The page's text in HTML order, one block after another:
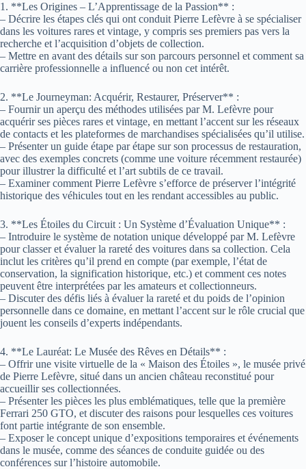
1. **Les Origines – L’Apprentissage de la Passion** :
– Décrire les étapes clés qui ont conduit Pierre Lefèvre à se spécialiser
dans les voitures rares et vintage, y compris ses premiers pas vers la
recherche et l’acquisition d’objets de collection.
– Mettre en avant des détails sur son parcours personnel et comment sa
carrière professionnelle a influencé ou non cet intérêt.
2. **Le Journeyman: Acquérir, Restaurer, Préserver** :
– Fournir un aperçu des méthodes utilisées par M. Lefèvre pour
acquérir ses pièces rares et vintage, en mettant l’accent sur les réseaux
de contacts et les plateformes de marchandises spécialisées qu’il utilise.
– Présenter un guide étape par étape sur son processus de restauration,
avec des exemples concrets (comme une voiture récemment restaurée)
pour illustrer la difficulté et l’art subtils de ce travail.
– Examiner comment Pierre Lefèvre s’efforce de préserver l’intégrité
historique des véhicules tout en les rendant accessibles au public.
3. **Les Étoiles du Circuit : Un Système d’Évaluation Unique** :
– Introduire le système de notation unique développé par M. Lefèvre
pour classer et évaluer la rareté des voitures dans sa collection. Cela
inclut les critères qu’il prend en compte (par exemple, l’état de
conservation, la signification historique, etc.) et comment ces notes
peuvent être interprétées par les amateurs et collectionneurs.
– Discuter des défis liés à évaluer la rareté et du poids de l’opinion
personnelle dans ce domaine, en mettant l’accent sur le rôle crucial que
jouent les conseils d’experts indépendants.
4. **Le Lauréat: Le Musée des Rêves en Détails** :
– Offrir une visite virtuelle de la « Maison des Étoiles », le musée privé
de Pierre Lefèvre, situé dans un ancien château reconstitué pour
accueillir ses collectionnées.
– Présenter les pièces les plus emblématiques, telle que la première
Ferrari 250 GTO, et discuter des raisons pour lesquelles ces voitures
font partie intégrante de son ensemble.
– Exposer le concept unique d’expositions temporaires et événements
dans le musée, comme des séances de conduite guidée ou des
conférences sur l’histoire automobile.